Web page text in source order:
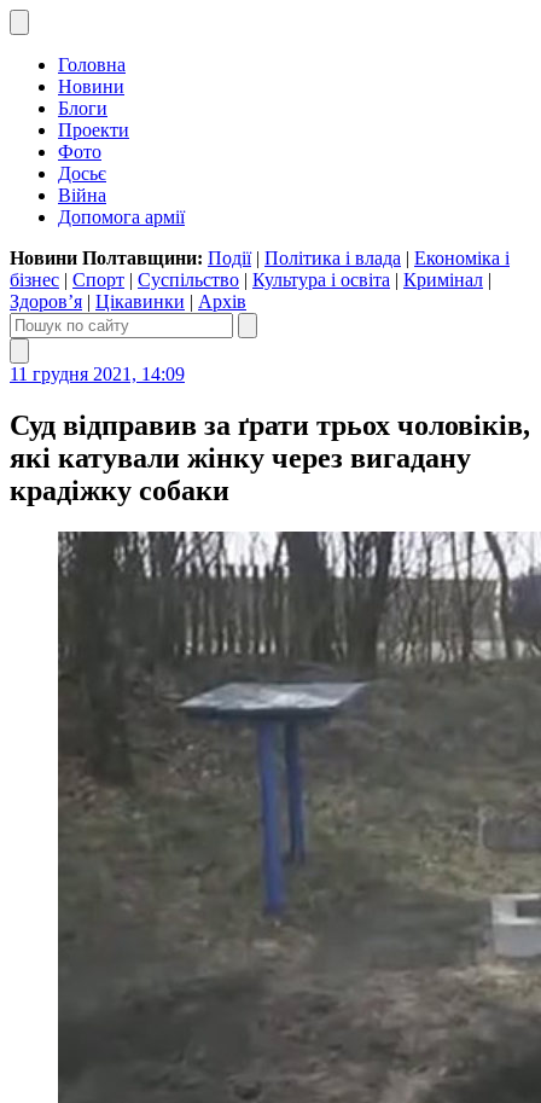
Головна
Новини
Блоги
Проекти
Фото
Досьє
Війна
Допомога армії
Новини Полтавщини: Події| Політика і влада | Економіка і
бізнес | Спорт | Суспільство | Культура і освіта | Кримінал |
Здоров’я | Цікавинки | Архів
11 грудня 2021, 14:09
Суд відправив за ґрати трьох чоловіків,
які катували жінку через вигадану
крадіжку собаки